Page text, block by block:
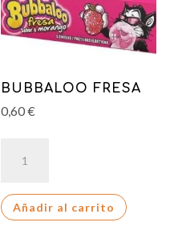
BUBBALOO FRESA
0,60€
FRESA
Añadir al carrito